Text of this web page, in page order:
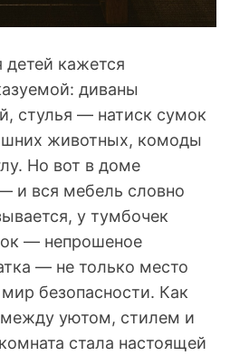
кажется
диваны
стулья — натиск сумок
животных, комоды
Но вот в доме
и вся мебель словно
у тумбочек
— непрошеное
— не только место
безопасности. Как
между уютом, стилем и
стала настоящей